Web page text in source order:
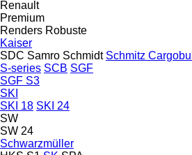
Renault
Premium
Renders Robuste
Kaiser
SDC Samro Schmidt Schmitz Cargobull
S-series SCB SGF
SGF S3
SKI
SKI 18 SKI 24
SW
SW 24
Schwarzmüller